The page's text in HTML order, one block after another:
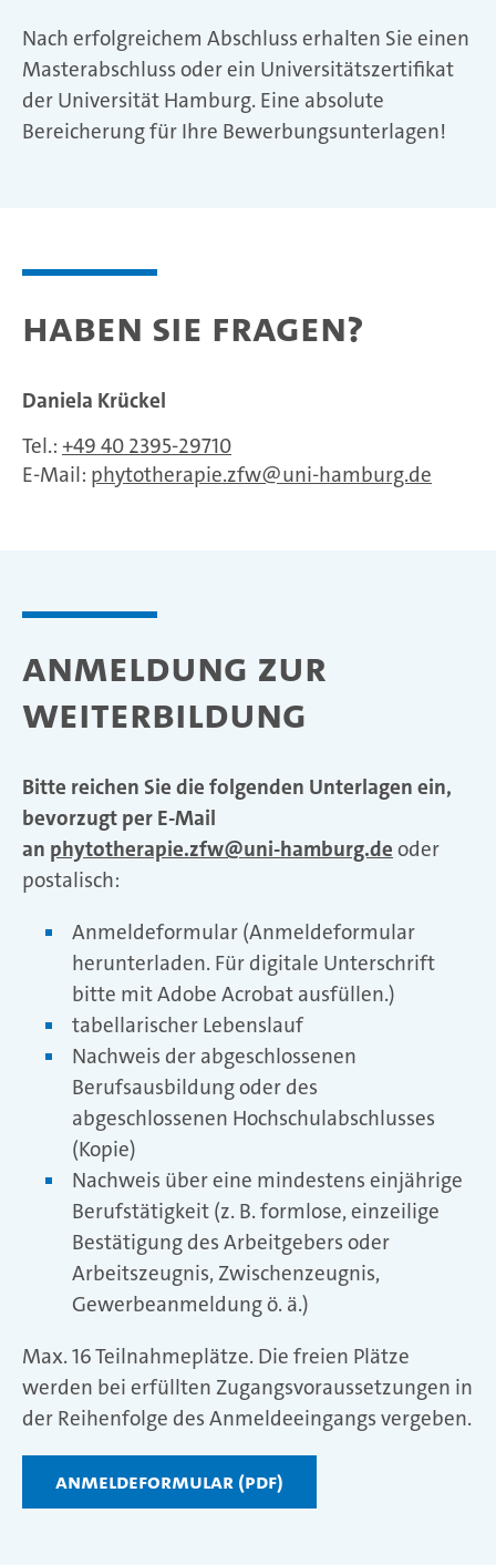
Nach erfolgreichem Abschluss erhalten Sie einen
Masterabschluss oder ein Universitätszertifikat
der Universität Hamburg. Eine absolute
Bereicherung für Ihre Bewerbungsunterlagen!
Haben Sie Fragen?
Daniela Krückel
Tel.: +49 40 2395-29710
E-Mail: phytotherapie.zfw uni-hamburg.de
Anmeldung zur
Weiterbildung
Bitte reichen Sie die folgenden Unterlagen ein,
bevorzugt per E-Mail
an phytotherapie.zfw uni-hamburg.de oder
postalisch:
Anmeldeformular (Anmeldeformular
herunterladen. Für digitale Unterschrift
bitte mit Adobe Acrobat ausfüllen.)
tabellarischer Lebenslauf
Nachweis der abgeschlossenen
Berufsausbildung oder des
abgeschlossenen Hochschulabschlusses
(Kopie)
Nachweis über eine mindestens einjährige
Berufstätigkeit (z. B. formlose, einzeilige
Bestätigung des Arbeitgebers oder
Arbeitszeugnis, Zwischenzeugnis,
Gewerbeanmeldung ö. ä.)
Max. 16 Teilnahmeplätze. Die freien Plätze
werden bei erfüllten Zugangsvoraussetzungen in
der Reihenfolge des Anmeldeeingangs vergeben.
Anmeldeformular (PDF)